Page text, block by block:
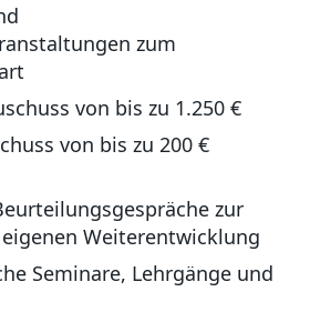
zum
von bis zu 1.250 €
von bis zu 200 €
zur
Weiterentwicklung
Seminare, Lehrgänge und